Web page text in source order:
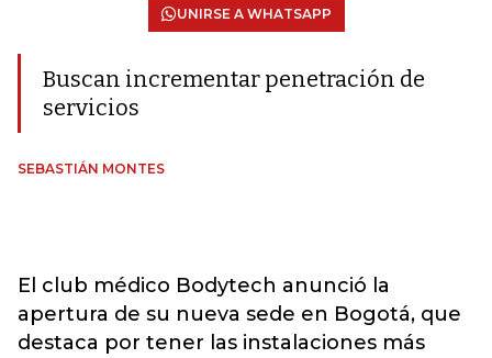
UNIRSE A WHATSAPP
Buscan incrementar penetración de
servicios
SEBASTIÁN MONTES
El club médico Bodytech anunció la
apertura de su nueva sede en Bogotá, que
destaca por tener las instalaciones más